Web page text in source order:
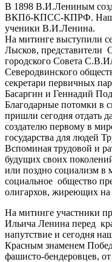
В 1898 В.И.Лениным
ВКПб-КПСС-КПРФ.
ученики В.И.Ленина.
На митинге выступили
Лысков, представители
городского Совета
Северодвинского
секретари первичных
Басаргин и Геннадий
Благодарные потомки в
пришли сегодня отдать
создателю первому в
государства для людей
Вспоминая трудовой и
будущих своих
или поздно социализм в
социальное общество
олигархов, жиреющих на
На митинге участники
Ильича Ленина перед
напутствие и сегодня
Красным знаменем
фашисто-бендеровцев,